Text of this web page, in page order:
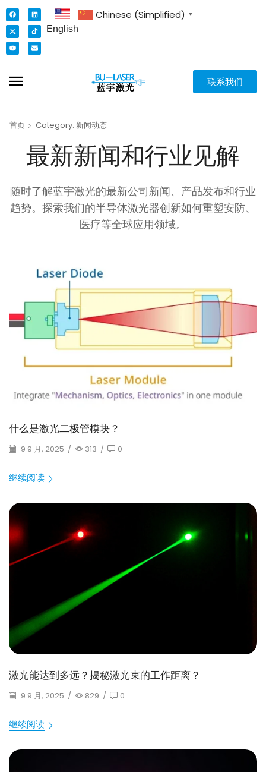
English
Chinese (Simplified) ▼
联系我们
首页 Category: 新闻动态
最新新闻和行业见解
随时了解蓝宇激光的最新公司新闻、产品发布和行业
趋势。探索我们的半导体激光器创新如何重塑安防、
医疗等全球应用领域。
什么是激光二极管模块？
9 9 月, 2025 / 313 / 0
继续阅读
激光能达到多远？揭秘激光束的工作距离？
9 9 月, 2025 / 829 / 0
继续阅读